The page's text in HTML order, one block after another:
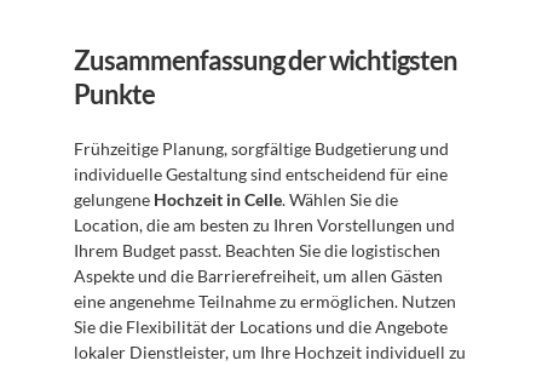
Zusammenfassung der wichtigsten
Punkte
Frühzeitige Planung, sorgfältige Budgetierung und
individuelle Gestaltung sind entscheidend für eine
gelungene Hochzeit in Celle. Wählen Sie die
Location, die am besten zu Ihren Vorstellungen und
Ihrem Budget passt. Beachten Sie die logistischen
Aspekte und die Barrierefreiheit, um allen Gästen
eine angenehme Teilnahme zu ermöglichen. Nutzen
Sie die Flexibilität der Locations und die Angebote
lokaler Dienstleister, um Ihre Hochzeit individuell zu